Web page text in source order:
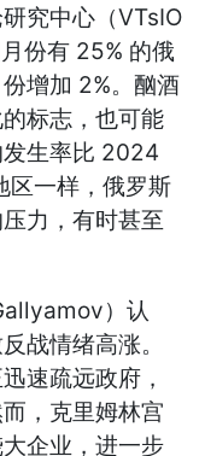
究中心（VTsIO
份有 25% 的俄
增加 2%。酗酒
标志，也可能
生率比 2024
区一样，俄罗斯
力，有时甚至
）认
战情绪高涨。
速疏远政府，
，克里姆林宫
企业，进一步